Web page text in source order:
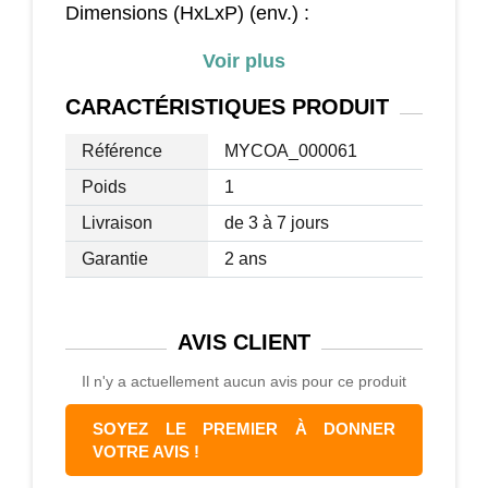
Dimensions (HxLxP) (env.) :
profondeur : 72 cm
Hauteur d'assise : 50 - 60 cm
Largeur d'assise : 55 cm
Profondeur d'assise : 46 cm
Hauteur du dossier (mesurée à partir de
l'assise) : 62 cm
Hauteur des accoudoirs (mesurée à
partir de l'assise) : 20 cm
accoudoirs : 4 cm
Pied : Ø 73 cm
Matériaux :
Voir plus
CARACTÉRISTIQUES PRODUIT
Référence
MYCOA_000061
Poids
1
Livraison
de 3 à 7 jours
Garantie
2 ans
AVIS CLIENT
Il n'y a actuellement aucun avis pour ce produit
SOYEZ LE PREMIER À DONNER
VOTRE AVIS !